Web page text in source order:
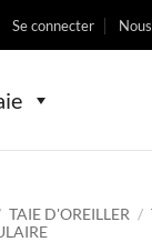
Se connecter
TAIE D'OREILLER /